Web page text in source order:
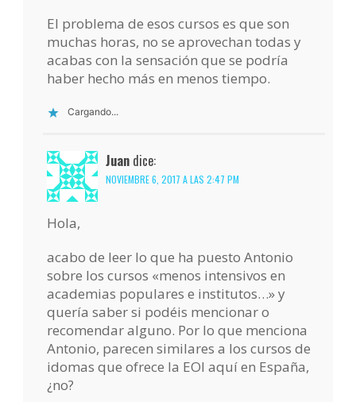
El problema de esos cursos es que son
muchas horas, no se aprovechan todas y
acabas con la sensación que se podría
haber hecho más en menos tiempo.
Cargando...
Juan dice:
NOVIEMBRE 6, 2017 A LAS 2:47 PM
Hola,
acabo de leer lo que ha puesto Antonio
sobre los cursos «menos intensivos en
academias populares e institutos…» y
quería saber si podéis mencionar o
recomendar alguno. Por lo que menciona
Antonio, parecen similares a los cursos de
idomas que ofrece la EOI aquí en España,
¿no?